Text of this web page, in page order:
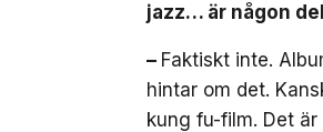
jazz… är någon
– Faktiskt inte.
hintar om det.
kung fu-film. Det